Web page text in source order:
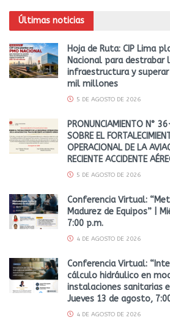
Últimas noticias
Hoja de Ruta: CIP Lima
Nacional para destrabar
infraestructura y superar
mil millones
5 DE AGOSTO DE 2026
PRONUNCIAMIENTO N°
SOBRE EL
OPERACIONAL DE LA
RECIENTE ACCIDENTE
5 DE AGOSTO DE 2026
Conferencia Virtual:
Madurez de Equipos” |
7:00 p.m.
4 DE AGOSTO DE 2026
Conferencia Virtual:
cálculo hidráulico en
instalaciones sanitarias
Jueves 13 de agosto,
4 DE AGOSTO DE 2026